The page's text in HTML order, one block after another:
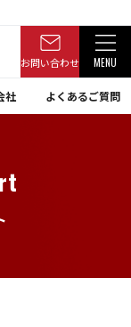
お問い合わせ MENU
社 よくあるご質問